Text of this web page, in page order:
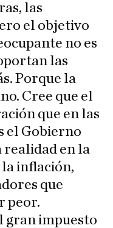
las
el objetivo
no es
las
Porque la
Cree que el
que en las
el Gobierno
realidad en la
inflación,
que
peor.
gran impuesto